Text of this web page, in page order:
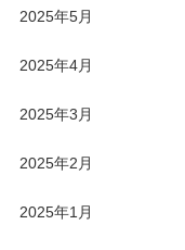
2025年5月
2025年4月
2025年3月
2025年2月
2025年1月